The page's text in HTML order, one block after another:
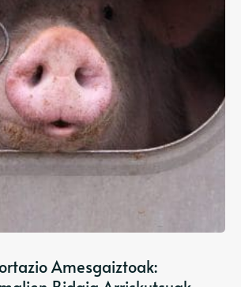
Amesgaiztoak: